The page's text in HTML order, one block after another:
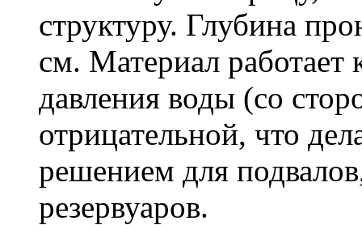
структуру. Глубина
см. Материал работает
давления воды (со
отрицательной, что
решением для
резервуаров.